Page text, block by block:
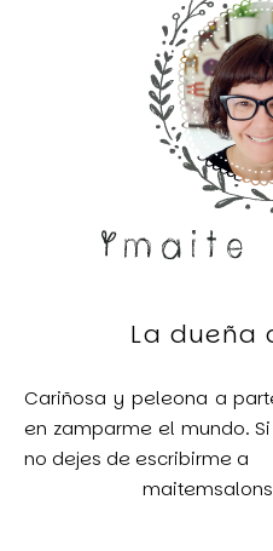
La dueña
Cariñosa y peleona a
en zamparme el mundo.
no dejes de escribirme a